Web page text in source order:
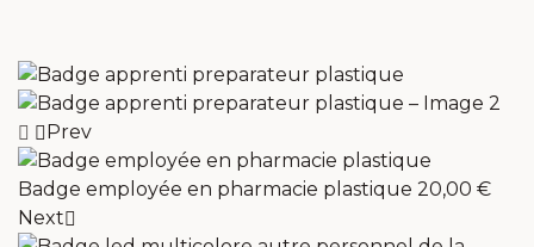
Prev
Badge employée en pharmacie plastique 20,00 €
Next